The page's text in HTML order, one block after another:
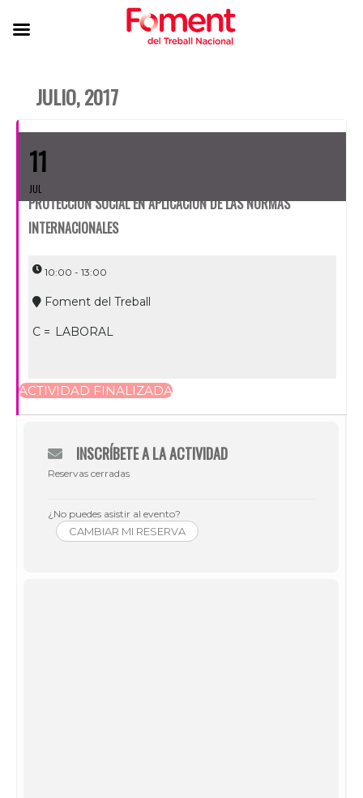
JULIO, 2017
11
JUL
PROTECCIÓN SOCIAL EN APLICACIÓN DE LAS NORMAS
INTERNACIONALES
10:00 - 13:00
Foment del Treball
C = LABORAL
ACTIVIDAD FINALIZADA
INSCRÍBETE A LA ACTIVIDAD
Reservas cerradas
¿No puedes asistir al evento?
CAMBIAR MI RESERVA